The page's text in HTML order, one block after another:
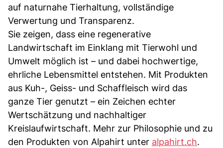
auf naturnahe Tierhaltung, vollständige
Verwertung und Transparenz.
Sie zeigen, dass eine regenerative
Landwirtschaft im Einklang mit Tierwohl und
Umwelt möglich ist – und dabei hochwertige,
ehrliche Lebensmittel entstehen. Mit Produkten
aus Kuh-, Geiss- und Schaffleisch wird das
ganze Tier genutzt – ein Zeichen echter
Wertschätzung und nachhaltiger
Kreislaufwirtschaft. Mehr zur Philosophie und zu
den Produkten von Alpahirt unter alpahirt.ch.